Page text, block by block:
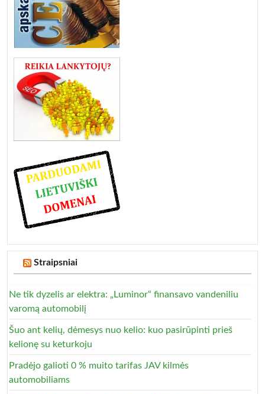
Straipsniai
Ne tik dyzelis ar elektra: „Luminor“ finansavo vandeniliu
varomą automobilį
Šuo ant kelių, dėmesys nuo kelio: kuo pasirūpinti prieš
kelionę su keturkoju
Pradėjo galioti 0 % muito tarifas JAV kilmės
automobiliams